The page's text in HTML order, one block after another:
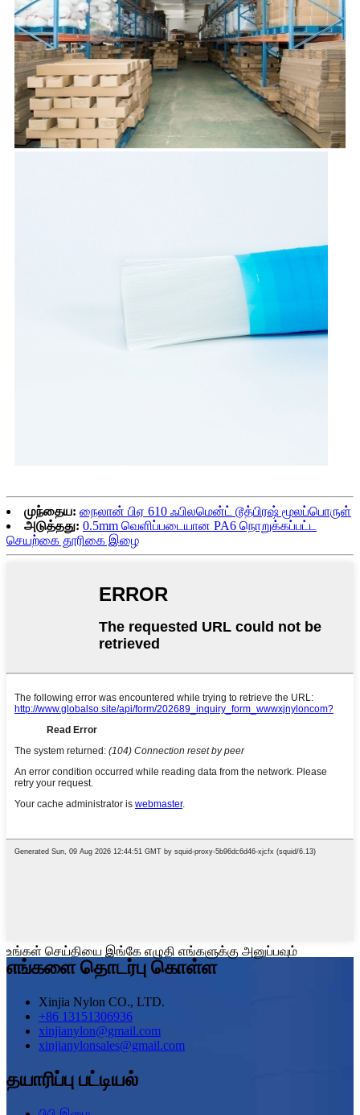
முந்தைய: நைலான் பிஏ 610 ஃபிலமென்ட் டூத்பிரஷ் மூலப்பொருள்
அடுத்தது: 0.5mm வெளிப்படையான PA6 நொறுக்கப்பட்ட
செயற்கை தூரிகை இழை
உங்கள் செய்தியை இங்கே எழுதி எங்களுக்கு அனுப்பவும்
எங்களை தொடர்பு கொள்ள
Xinjia Nylon CO., LTD.
+86 13151306936
xinjianylon@gmail.com
xinjianylonsales@gmail.com
தயாரிப்பு பட்டியல்